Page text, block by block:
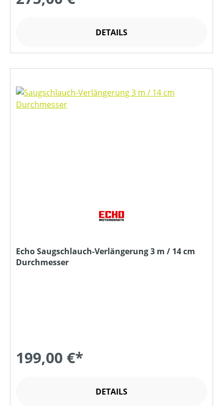
DETAILS
Echo Saugschlauch-Verlängerung 3 m / 14 cm
Durchmesser
199,00 €*
DETAILS